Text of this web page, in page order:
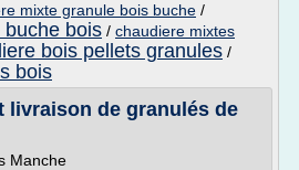
mixte granule bois buche /
bois / chaudiere mixtes
bois pellets granules /
bois
livraison de granulés de
Manche